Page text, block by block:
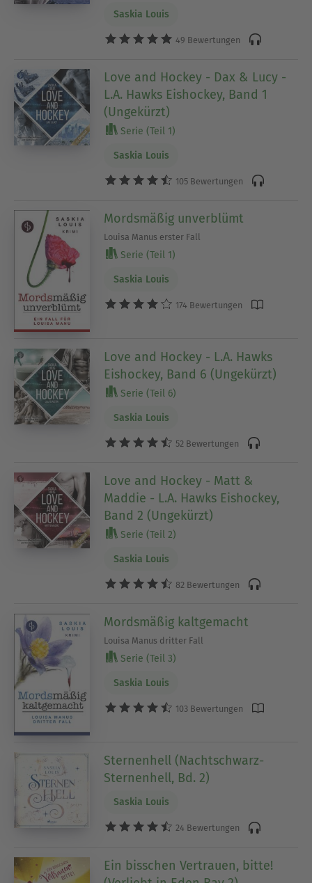
Saskia Louis
49 Bewertungen
Love and Hockey - Dax & Lucy -
L.A. Hawks Eishockey, Band 1
(Ungekürzt)
Serie (Teil 1)
Saskia Louis
105 Bewertungen
Mordsmäßig unverblümt
Louisa Manus erster Fall
Serie (Teil 1)
Saskia Louis
174 Bewertungen
Love and Hockey - L.A. Hawks
Eishockey, Band 6 (Ungekürzt)
Serie (Teil 6)
Saskia Louis
52 Bewertungen
Love and Hockey - Matt &
Maddie - L.A. Hawks Eishockey,
Band 2 (Ungekürzt)
Serie (Teil 2)
Saskia Louis
82 Bewertungen
Mordsmäßig kaltgemacht
Louisa Manus dritter Fall
Serie (Teil 3)
Saskia Louis
103 Bewertungen
Sternenhell (Nachtschwarz-
Sternenhell, Bd. 2)
Saskia Louis
24 Bewertungen
Ein bisschen Vertrauen, bitte!